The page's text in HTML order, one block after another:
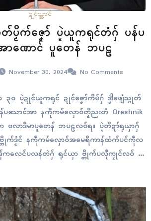
ဍုၚ်သ္အာၚ်
တ်ပၟိက်ဇၞော် ပ္ဍဲယူကရုၚ်တံဂှ် ပန်ပ
ာဏောၚ် ပူတေန် ဘပဠ
November 30, 2024 No Comments
၃၀ ပ္ဍဲဍုၚ်ယူကရုၚ် ဍုၚ်ဇၞော်ကိဗ်ဂှ် ဒၞါဲဖျေံသ္ဂုတ်
သောၚ်အာ နကဵုကမ်လှောဝ်တၟိညးတံ Oreshnik
ဗလာဒဳမာပူတေန် ဘပဠလဝ်ရ။ ပ္ဍဲတိဍာ်ရုယှာဂှ်
ဒၟံၚ် နကဵုကမ်လှောဝ်အမေရိကာန်ထံက်ပၚ်ကဵုလ
ကလေၚ်ပလန်တဲဂှ် ရုၚ်ယှာ ဗ္တိုက်ပလီုကၠုၚ်လဝ် ဒၞါဲ